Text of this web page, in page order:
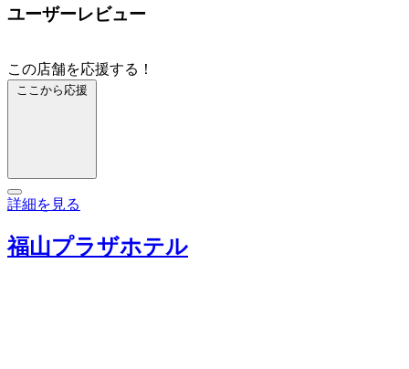
ユーザーレビュー
この店舗を応援する！
ここから応援
詳細を見る
福山プラザホテル